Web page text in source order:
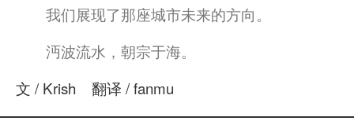
我们展现了那座城市未来的方向。
沔波流水，朝宗于海。
文 / Krish 翻译 / fanmu